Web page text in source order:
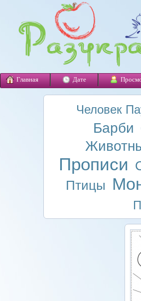
Главная Дате
Человек
Барби
Прописи
Птицы